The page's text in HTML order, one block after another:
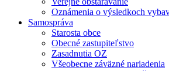
Oznámenia o výsledkoch
Samospráva
Starosta obce
Obecné zastupiteľstvo
Zasadnutia OZ
Všeobecne záväzné nariadenia